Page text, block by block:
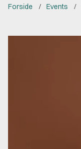
Forside Events